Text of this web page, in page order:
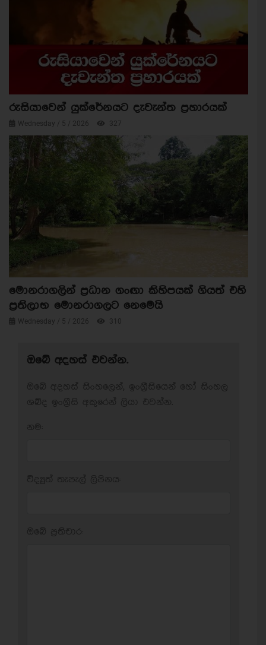
රුසියාවෙන් යුක්රේනයට දැවැන්ත ප්‍රහාරයක්
Wednesday / 5 / 2026 327
මොනරාගලින් ප්‍රධාන ගංඟා කිහිපයක් ගියත් එහි
ප්‍රතිලාභ මොනරාගලට නෙමෙයි
Wednesday / 5 / 2026 310
ඔබේ අදහස් එවන්න.